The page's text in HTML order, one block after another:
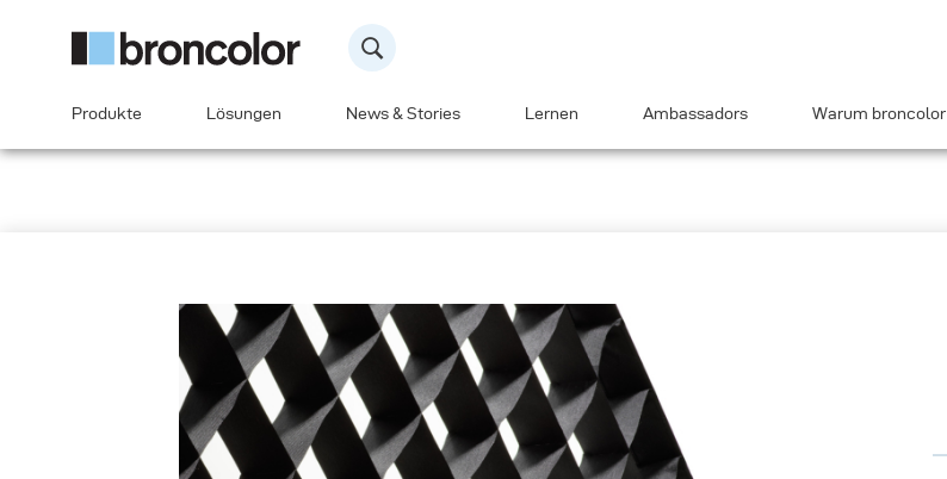
Produkte Lösungen News & Stories Lernen Ambassadors Warum broncolor